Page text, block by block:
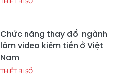
Chức năng thay đổi ngành
làm video kiếm tiền ở Việt
Nam
THIẾT BỊ SỐ